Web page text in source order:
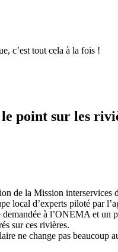
c’est tout cela à la fois !
point sur les
de la Mission
local d’experts piloté par
à l’ONEMA et
sur ces rivières.
ne change pas beaucoup